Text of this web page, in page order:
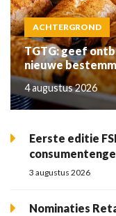
ACHTERGROND
TGTG: geef
nieuwe
4 augustus 2026
Eerste editie
3 augustus 2026
Nominaties